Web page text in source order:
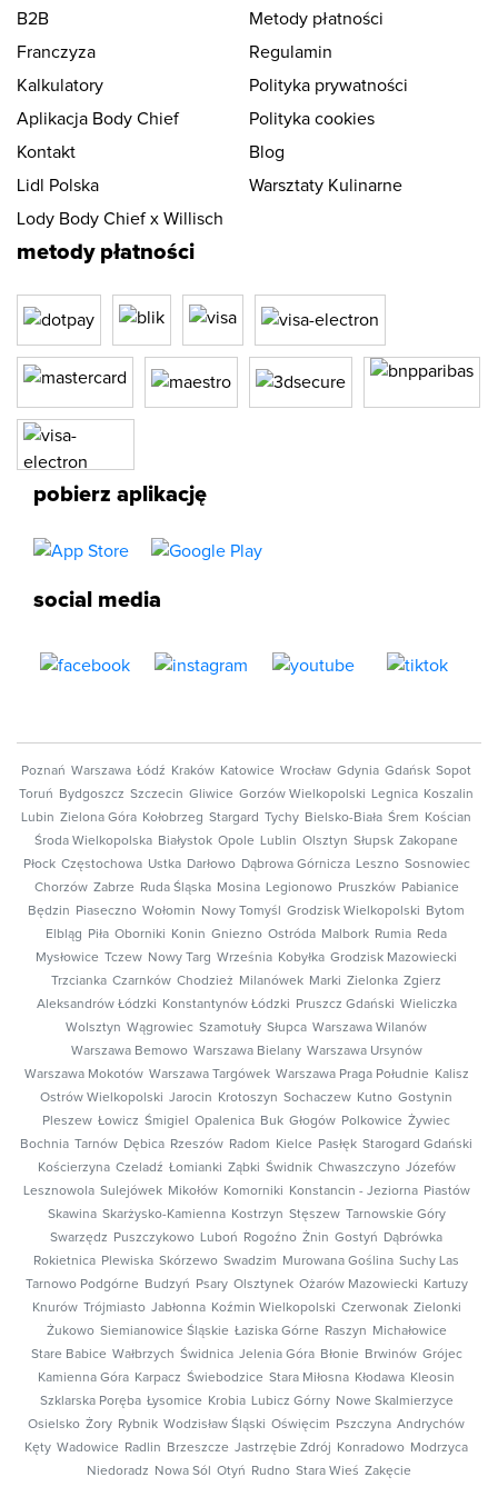
B2B
Metody płatności
Franczyza
Regulamin
Kalkulatory
Polityka prywatności
Aplikacja Body Chief
Polityka cookies
Kontakt
Blog
Lidl Polska
Warsztaty Kulinarne
Lody Body Chief x Willisch
metody płatności
pobierz aplikację
social media
Poznań Warszawa Łódź Kraków Katowice Wrocław Gdynia Gdańsk Sopot
Toruń
Bydgoszcz Szczecin Gliwice Gorzów Wielkopolski Legnica Koszalin
Lubin Zielona Góra Kołobrzeg Stargard Tychy Bielsko-Biała Śrem
Kościan
Środa Wielkopolska Białystok Opole Lublin Olsztyn Słupsk Zakopane
Płock Częstochowa Ustka Darłowo Dąbrowa Górnicza Leszno Sosnowiec
Chorzów Zabrze Ruda Śląska Mosina Legionowo Pruszków
Pabianice
Będzin
Piaseczno Wołomin Nowy Tomyśl Grodzisk Wielkopolski
Bytom
Elbląg
Piła Oborniki Konin Gniezno Ostróda Malbork Rumia Reda
Mysłowice
Tczew Nowy Targ Września Kobyłka Grodzisk Mazowiecki
Trzcianka Czarnków Chodzież Milanówek Marki Zielonka Zgierz
Aleksandrów Łódzki
Konstantynów Łódzki Pruszcz Gdański Wieliczka
Wolsztyn Wągrowiec Szamotuły Słupca Warszawa Wilanów
Warszawa Bemowo Warszawa Bielany Warszawa Ursynów
Warszawa Mokotów Warszawa Targówek Warszawa Praga Południe
Kalisz
Ostrów Wielkopolski Jarocin Krotoszyn Sochaczew Kutno Gostynin
Pleszew Łowicz Śmigiel Opalenica Buk Głogów Polkowice Żywiec
Bochnia
Tarnów Dębica Rzeszów Radom Kielce Pasłęk Starogard Gdański
Kościerzyna Czeladź Łomianki Ząbki Świdnik Chwaszczyno Józefów
Lesznowola Sulejówek Mikołów Komorniki Konstancin - Jeziorna
Piastów
Skawina Skarżysko-Kamienna Kostrzyn Stęszew
Tarnowskie Góry
Swarzędz
Puszczykowo Luboń Rogoźno Żnin Gostyń
Dąbrówka
Rokietnica Plewiska Skórzewo Swadzim Murowana Goślina Suchy Las
Tarnowo Podgórne
Budzyń Psary Olsztynek Ożarów Mazowiecki
Kartuzy
Knurów
Trójmiasto Jabłonna Koźmin Wielkopolski Czerwonak Zielonki
Żukowo Siemianowice Śląskie Łaziska Górne Raszyn
Michałowice
Stare Babice Wałbrzych Świdnica Jelenia Góra Błonie Brwinów Grójec
Kamienna Góra Karpacz Świebodzice Stara Miłosna Kłodawa Kleosin
Szklarska Poręba Łysomice Krobia Lubicz Górny
Nowe Skalmierzyce
Osielsko Żory Rybnik Wodzisław Śląski Oświęcim Pszczyna Andrychów
Kęty Wadowice Radlin Brzeszcze Jastrzębie Zdrój Konradowo Modrzyca
Niedoradz
Nowa Sól Otyń Rudno Stara Wieś Zakęcie